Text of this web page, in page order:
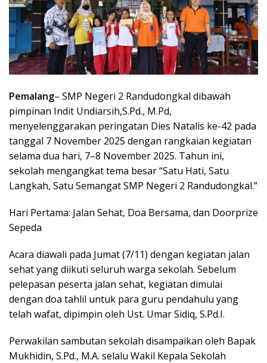
Pemalang– SMP Negeri 2 Randudongkal dibawah
pimpinan Indit Undiarsih,S.Pd., M.Pd,
menyelenggarakan peringatan Dies Natalis ke-42 pada
tanggal 7 November 2025 dengan rangkaian kegiatan
selama dua hari, 7–8 November 2025. Tahun ini,
sekolah mengangkat tema besar “Satu Hati, Satu
Langkah, Satu Semangat SMP Negeri 2 Randudongkal.”
Hari Pertama: Jalan Sehat, Doa Bersama, dan Doorprize
Sepeda
Acara diawali pada Jumat (7/11) dengan kegiatan jalan
sehat yang diikuti seluruh warga sekolah. Sebelum
pelepasan peserta jalan sehat, kegiatan dimulai
dengan doa tahlil untuk para guru pendahulu yang
telah wafat, dipimpin oleh Ust. Umar Sidiq, S.Pd.I.
Perwakilan sambutan sekolah disampaikan oleh Bapak
Mukhidin, S.Pd., M.A. selalu Wakil Kepala Sekolah